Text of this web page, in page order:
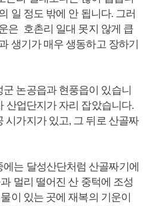
일 정도 밖에 안 됩니다. 그러
은 호촌리 일대 못지 않게 큽
생기가 매우 생동하고 장하기
논공읍과 현풍읍이 있습니
산업단지가 자리 잡았습니다.
시가지가 있고, 그 뒤로 산골짜
는 달성산단처럼 산골짜기에
멀리 떨어진 산 중턱에 조성
이 있는 곳에 재복의 기운이